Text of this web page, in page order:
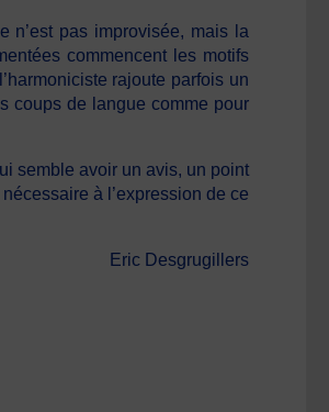
n’est pas improvisée, mais la
commencent les motifs
rajoute parfois un
coups de langue comme pour
semble avoir un avis, un point
à l’expression de ce
Eric Desgrugillers